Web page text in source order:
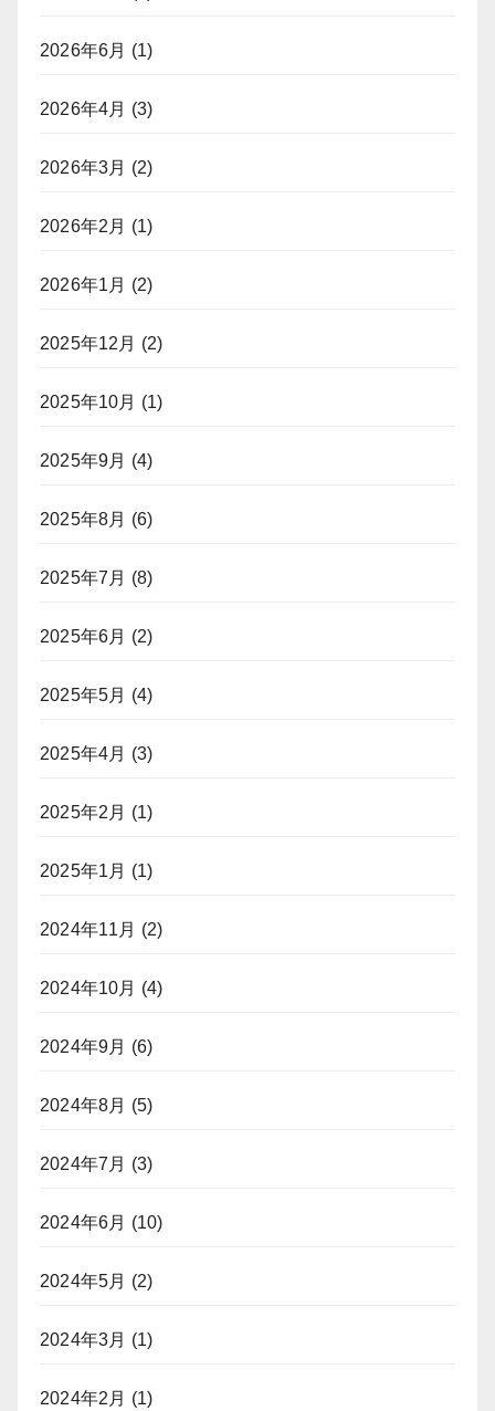
2026年6月 (1)
2026年4月 (3)
2026年3月 (2)
2026年2月 (1)
2026年1月 (2)
2025年12月 (2)
2025年10月 (1)
2025年9月 (4)
2025年8月 (6)
2025年7月 (8)
2025年6月 (2)
2025年5月 (4)
2025年4月 (3)
2025年2月 (1)
2025年1月 (1)
2024年11月 (2)
2024年10月 (4)
2024年9月 (6)
2024年8月 (5)
2024年7月 (3)
2024年6月 (10)
2024年5月 (2)
2024年3月 (1)
2024年2月 (1)